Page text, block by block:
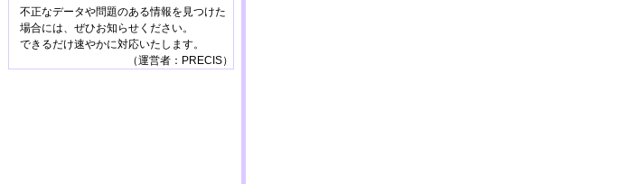
不正なデータや問題のある情報を見つけた
場合には、ぜひお知らせください。
できるだけ速やかに対応いたします。
（運営者：PRECIS）